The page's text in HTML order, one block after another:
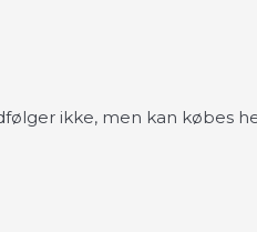
ikke, men kan købes